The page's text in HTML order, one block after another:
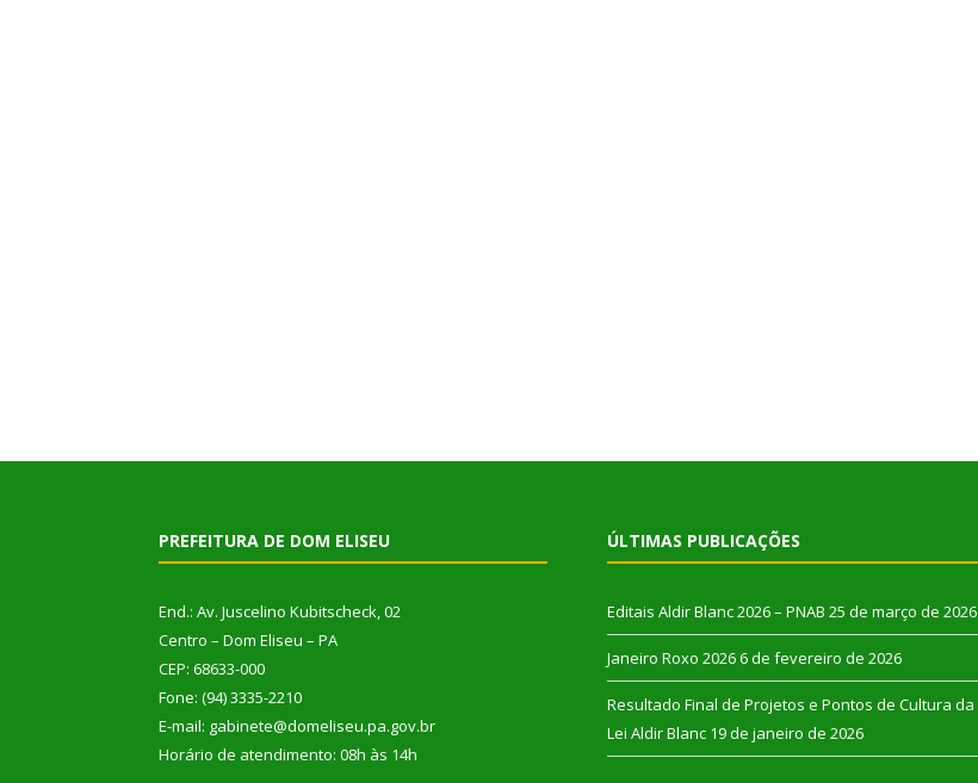
PREFEITURA DE DOM ELISEU
End.: Av. Juscelino Kubitscheck, 02
Centro – Dom Eliseu – PA
CEP: 68633-000
Fone: (94) 3335-2210
E-mail: gabinete@domeliseu.pa.gov.br
Horário de atendimento: 08h às 14h
ÚLTIMAS PUBLICAÇÕES
Editais Aldir Blanc 2026 – PNAB 25 de março de 2026
Janeiro Roxo 2026 6 de fevereiro de 2026
Resultado Final de Projetos e Pontos de Cultura da
Lei Aldir Blanc 19 de janeiro de 2026